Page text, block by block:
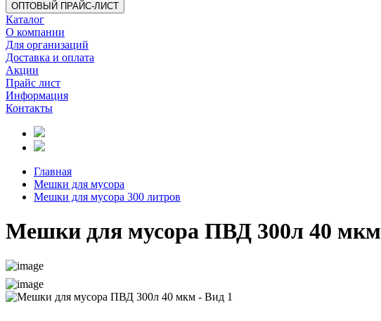
ОПТОВЫЙ ПРАЙС-ЛИСТ
Каталог
О компании
Для организаций
Доставка и оплата
Акции
Прайс лист
Информация
Контакты
Главная
Мешки для мусора
Мешки для мусора 300 литров
Мешки для мусора ПВД 300л 40 мкм